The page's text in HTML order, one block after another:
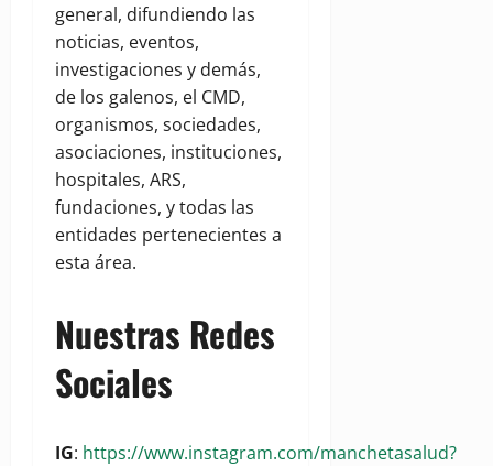
general, difundiendo las
noticias, eventos,
investigaciones y demás,
de los galenos, el CMD,
organismos, sociedades,
asociaciones, instituciones,
hospitales, ARS,
fundaciones, y todas las
entidades pertenecientes a
esta área.
Nuestras Redes
Sociales
IG: https://www.instagram.com/manchetasalud?